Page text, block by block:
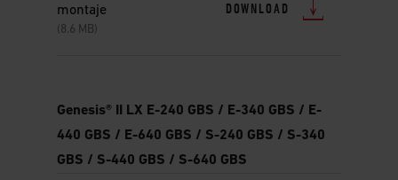
montaje
(8.6 MB)
DOWNLOAD
Genesis® II LX E-240 GBS / E-340 GBS / E-
440 GBS / E-640 GBS / S-240 GBS / S-340
GBS / S-440 GBS / S-640 GBS